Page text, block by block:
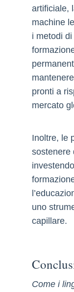
artificiale,
machine
i metodi
pronti a
mercato
Inoltre, le
sostenere
uno
capillare.
Come i